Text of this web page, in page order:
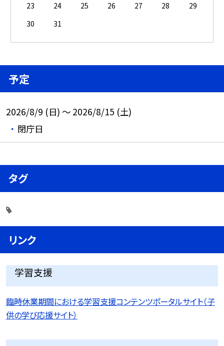
23
24 25 26 27 28
29
30
31
予定
2026/8/9 (日) ～ 2026/8/15 (土)
閉庁日
タグ
リンク
学習支援
臨時休業期間における学習支援コンテンツポータルサイト（子
供の学び応援サイト）